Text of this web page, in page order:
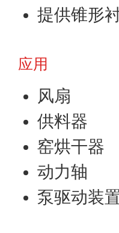
提供锥形
应用
风扇
供料器
窑烘干器
动力轴
泵驱动装